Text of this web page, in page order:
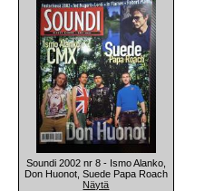
Soundi 2002 nr 8 - Ismo Alanko,
Don Huonot, Suede Papa Roach
Näytä